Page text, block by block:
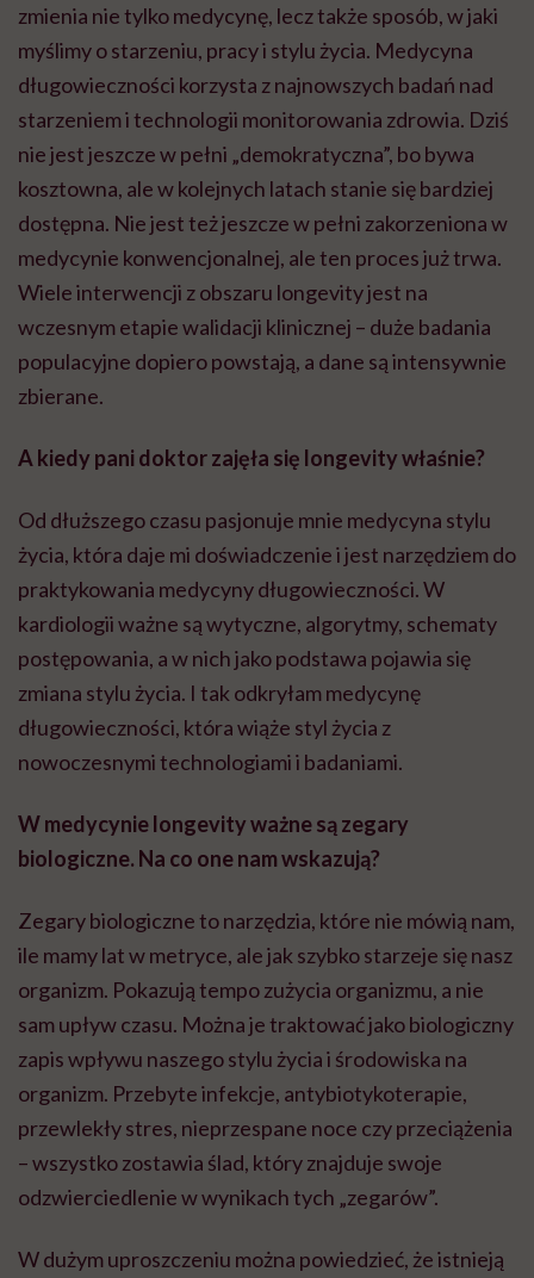
zmienia nie tylko medycynę, lecz także sposób, w jaki
myślimy o starzeniu, pracy i stylu życia. Medycyna
długowieczności korzysta z najnowszych badań nad
starzeniem i technologii monitorowania zdrowia. Dziś
nie jest jeszcze w pełni „demokratyczna”, bo bywa
kosztowna, ale w kolejnych latach stanie się bardziej
dostępna. Nie jest też jeszcze w pełni zakorzeniona w
medycynie konwencjonalnej, ale ten proces już trwa.
Wiele interwencji z obszaru longevity jest na
wczesnym etapie walidacji klinicznej – duże badania
populacyjne dopiero powstają, a dane są intensywnie
zbierane.
A kiedy pani doktor zajęła się longevity właśnie?
Od dłuższego czasu pasjonuje mnie medycyna stylu
życia, która daje mi doświadczenie i jest narzędziem do
praktykowania medycyny długowieczności. W
kardiologii ważne są wytyczne, algorytmy, schematy
postępowania, a w nich jako podstawa pojawia się
zmiana stylu życia. I tak odkryłam medycynę
długowieczności, która wiąże styl życia z
nowoczesnymi technologiami i badaniami.
W medycynie longevity ważne są zegary
biologiczne. Na co one nam wskazują?
Zegary biologiczne to narzędzia, które nie mówią nam,
ile mamy lat w metryce, ale jak szybko starzeje się nasz
organizm. Pokazują tempo zużycia organizmu, a nie
sam upływ czasu. Można je traktować jako biologiczny
zapis wpływu naszego stylu życia i środowiska na
organizm. Przebyte infekcje, antybiotykoterapie,
przewlekły stres, nieprzespane noce czy przeciążenia
– wszystko zostawia ślad, który znajduje swoje
odzwierciedlenie w wynikach tych „zegarów”.
W dużym uproszczeniu można powiedzieć, że istnieją